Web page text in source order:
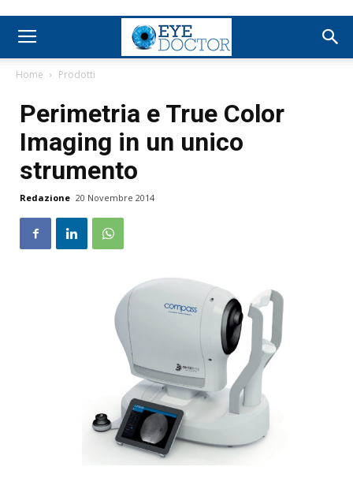
Home Prodotti
Perimetria e True Color
Imaging in un unico
strumento
Redazione 20 Novembre 2014